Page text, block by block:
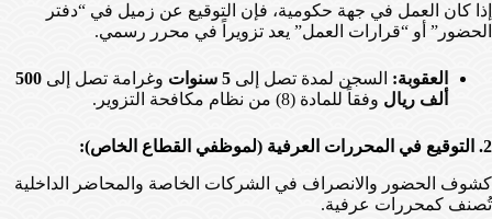
إذا كان العمل في جهة حكومية، فإن التوقيع عن زميل في “دفتر
الحضور” أو “قرارات العمل” يعد تزويراً في محرر رسمي.
العقوبة: السجن لمدة تصل إلى 5 سنوات وغرامة تصل إلى 500
ألف ريال وفقاً للمادة (8) من نظام مكافحة التزوير.
2. التوقيع في المحررات العرفية (لموظفي القطاع الخاص):
كشوف الحضور والانصراف في الشركات الخاصة والمحاضر الداخلية
تُصنف كمحررات عرفية.